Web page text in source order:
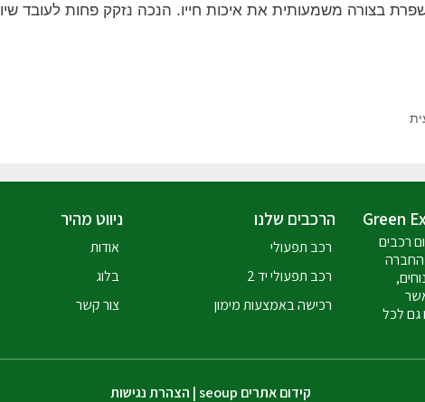
בצורה משמעותית את איכות חייו. הנכה נזקק פחות לעובד
רכבים
החברה
גם לכל
הרכבים שלנו
רכב תפעולי
רכב תפעולי יד 2
רכישה באמצעות מימון
ניווט מהיר
אודות
בלוג
צור קשר
קידום אתרים seoup
| הצהרת נגישות